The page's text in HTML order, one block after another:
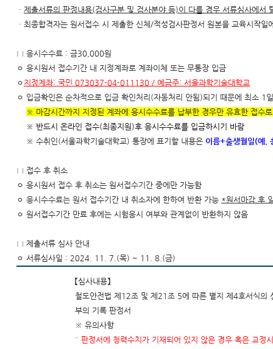
· 제출서류의 판정내용(검사구분 및 검사분야 등)이 다를 경우 서류심사에서
· 최종합격자는 원서접수 시 제출한 신체/적성검사판정서 원본을 교육시작
□ 응시수수료 : 금30,000원
ㅇ 응시원서 접수기간 내 지정계좌로 계좌이체 또는 무통장 입금
ㅇ 지정계좌: 국민 073037-04-011130 / 예금주: 서울과학기술대학교
ㅇ 입금확인은 순차적으로 입금 확인처리(자동처리 안됨)되기 때문에 최소 1
※ 마감시간까지 지정된 계좌에 응시수수료를 납부한 경우만 유효한 접수
※ 반드시 온라인 접수(최종지원)후 응시수수료를 입금하시기 바람
※ 수취인(서울과학기술대학교) 통장에 표기할 내용은 이름+출생월일(예,
□ 접수 후 취소
ㅇ 응시원서 접수 후 취소는 원서접수기간 중에만 가능함
ㅇ 응시수수료는 원서 접수기간 내 취소자에 한하여 반환 가능 *원서마감 후
ㅇ 원서접수기간 만료 후에는 시험응시 여부와 관계없이 반환하지 않음
□ 제출서류 심사 안내
ㅇ 서류심사일 : 2024. 11. 7.(목) ~ 11. 8.(금)
【심사내용】
철도안전법 제12조 및 제21조 5에 따른 별지 제4호서식의
부의 기록 판정서
※ 유의사항
° 판정서에 청력수치가 기재되어 있지 않은 경우 혹은 교정